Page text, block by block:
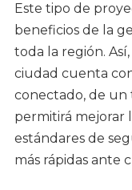
Este tipo de
beneficios de la
toda la región.
ciudad cuenta
conectado, de un
permitirá mejorar
estándares de
más rápidas ante